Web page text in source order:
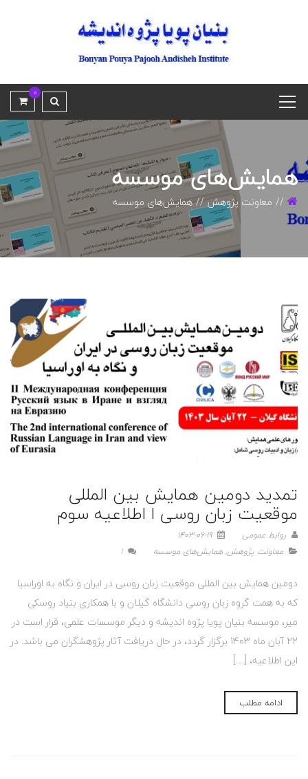
0
همایش‌های موسسه
معاونت پژوهش همایش‌های موسسه
تمدید دومین همایش بین المللی
موقعیت زبان روسی ا اطلاعیه سوم
روابط عمومی
1403-06-19
معاونت پژوهش,همایش‌های موسسه 1
دومین همایش بین المللی موقعیت زبان روسی در ایران و نگاه به اوراسیا
که به همت گروه زبان روسی دانشگاه گیلان و با همکاری بنیاد روسکی
میر، موسسه بنیان پویا پژوه اندیشه و دیگر موسسات علمی، قرار است در
22 آبان ماه 1403 برگزار گردد، در حال دریافت آثار پژوهشگران می باشد. در
این اطلاعیه، […]
ادامه مطلب